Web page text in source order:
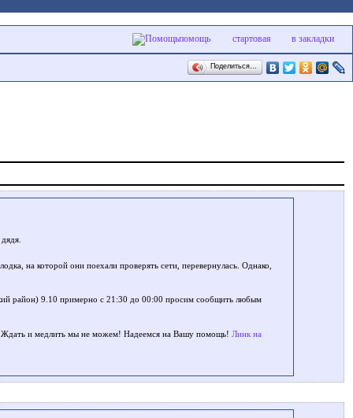
помощь стартовая в закладки
Поделиться…
на которой они поехали проверять сети, перевернулась. Однако,
район) 9.10 примерно с 21:30 до 00:00 просим сообщить любым
Ждать и медлить мы не можем! Надеемся на Вашу помощь! Линк на